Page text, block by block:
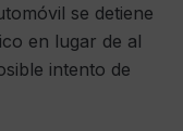
se detiene
en lugar de al
intento de